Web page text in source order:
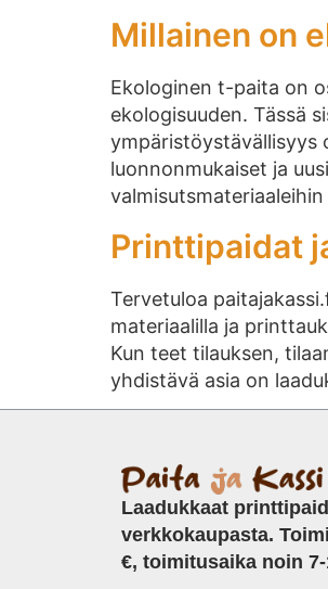
Millainen on
Ekologinen t-paita on
ekologisuuden. Tässä
ympäristöystävällisyys
luonnonmukaiset ja
Printtipaidat
Tervetuloa
materiaalilla ja
Kun teet tilauksen,
yhdistävä asia on
Laadukkaat
verkkokaupasta.
€, toimitusaika noin